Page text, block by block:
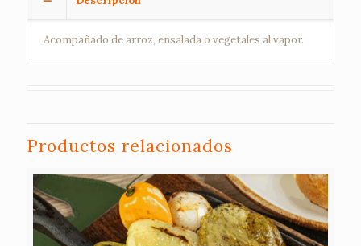
Acompañado de arroz, ensalada o vegetales al vapor.
Productos relacionados